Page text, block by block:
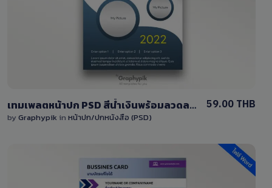
0 Sale
เทมเพลตหน้าปก PSD สีน้ำเงินพร้อมลวดลาย, Book cover template
by Graphypik in หน้าปก/ปกหนังสือ (PSD)
59.00 THB